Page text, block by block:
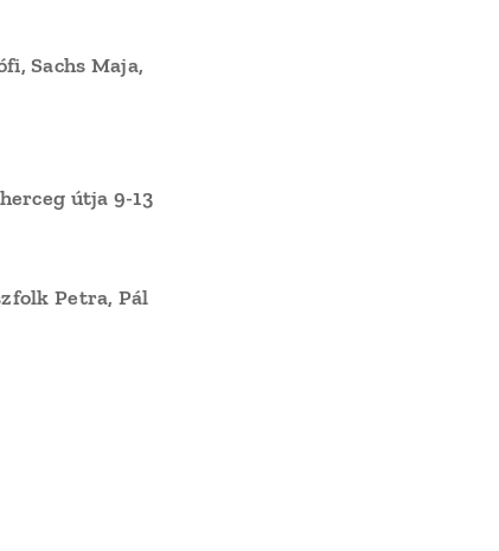
Sachs Maja,
útja 9-13
Petra, Pál